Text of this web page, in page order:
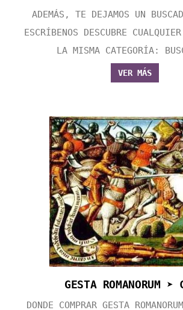
ADEMÁS, TE DEJAMOS UN
ESCRÍBENOS DESCUBRE
LA MISMA CATEGORÍA:
VER MÁS
GESTA ROMANORUM
DONDE COMPRAR GESTA